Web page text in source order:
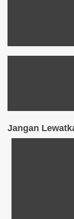
Jangan